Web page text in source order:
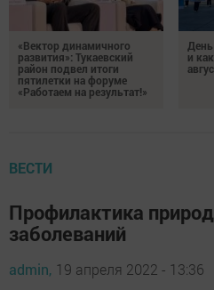
«Вектор динамичного
развития»: Тукаевский
район подвел итоги
пятилетки на форуме
«Работаем на результат!»
День
и
ВЕСТИ
Профилактика
заболеваний
admin, 19 апреля 2022 - 13:36